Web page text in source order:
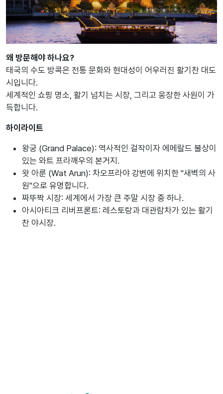
왜 방문해야 하나요?
태국의 수도 방콕은 전통 문화와 현대성이 어우러진 활기찬 대도
시입니다.
세계적인 쇼핑 명소, 활기 넘치는 시장, 그리고 웅장한 사원이 가
득합니다.
하이라이트
왕궁 (Grand Palace): 역사적인 걸작이자 에메랄드 불상이
있는 와트 프라깨우의 본거지.
왓 아룬 (Wat Arun): 차오프라야 강변에 위치한 "새벽의 사
원"으로 유명합니다.
짜뚜짝 시장: 세계에서 가장 큰 주말 시장 중 하나.
아시아티크 리버프론트: 레스토랑과 대관람차가 있는 활기
찬 야시장.